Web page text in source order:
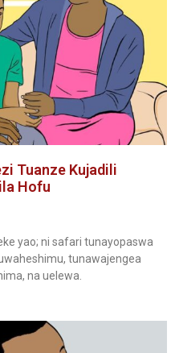
Tuanze Kujadili
Hofu
yao; ni safari tunayopaswa
tunawajengea
na uelewa.